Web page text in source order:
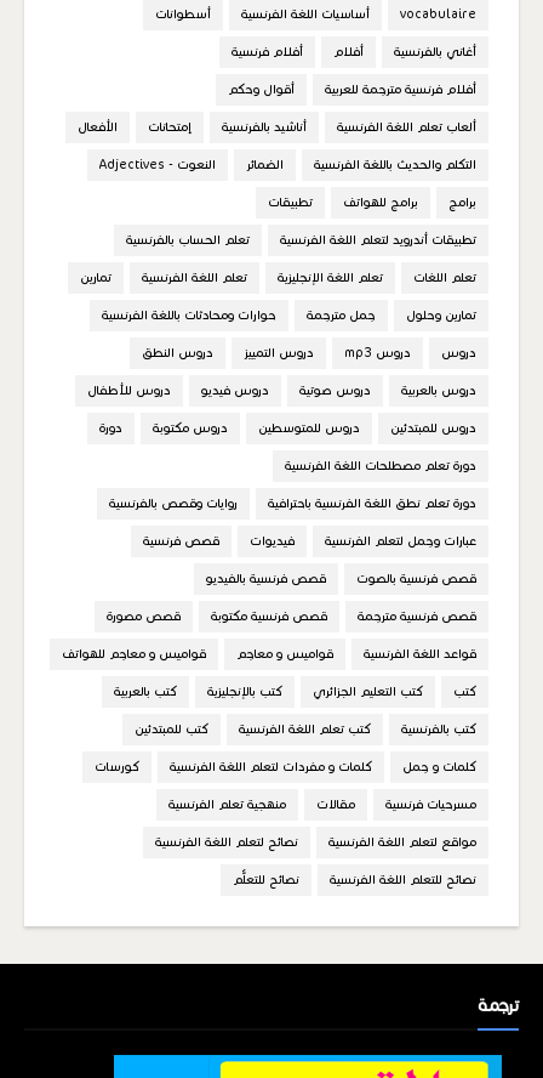
vocabulaire أساسيات اللغة الفرنسية أسطوانات
أغاني بالفرنسية أفلام أفلام فرنسية
أفلام فرنسية مترجمة للعربية أقوال وحكم
ألعاب تعلم اللغة الفرنسية أناشيد بالفرنسية إمتحانات الأفعال
التكلم والحديث باللغة الفرنسية الضمائر النعوت - Adjectives
برامج برامج للهواتف تطبيقات
تطبيقات أندرويد لتعلم اللغة الفرنسية تعلم الحساب بالفرنسية
تعلم اللغات تعلم اللغة الإنجليزية تعلم اللغة الفرنسية تمارين
تمارين وحلول جمل مترجمة حوارات ومحادثات باللغة الفرنسية
دروس دروس mp3 دروس التمييز دروس النطق
دروس بالعربية دروس صوتية دروس فيديو دروس للأطفال
دروس للمبتدئين دروس للمتوسطين دروس مكتوبة دورة
دورة تعلم مصطلحات اللغة الفرنسية
دورة تعلم نطق اللغة الفرنسية باحترافية روايات وقصص بالفرنسية
عبارات وجمل لتعلم الفرنسية فيديوات قصص فرنسية
قصص فرنسية بالصوت قصص فرنسية بالفيديو
قصص فرنسية مترجمة قصص فرنسية مكتوبة قصص مصورة
قواعد اللغة الفرنسية قواميس و معاجم قواميس و معاجم للهواتف
كتب كتب التعليم الجزائري كتب بالإنجليزية كتب بالعربية
كتب بالفرنسية كتب تعلم اللغة الفرنسية كتب للمبتدئين
كلمات و جمل كلمات و مفردات لتعلم اللغة الفرنسية كورسات
مسرحيات فرنسية مقالات منهجية تعلم الفرنسية
مواقع لتعلم اللغة الفرنسية نصائح لتعلم اللغة الفرنسية
نصائح للتعلم اللغة الفرنسية نصائح للتعلُّم
ترجمة